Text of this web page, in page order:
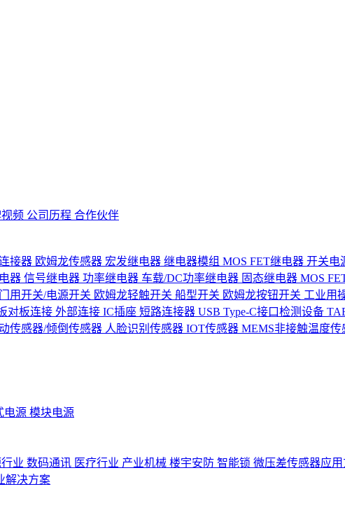
频 公司历程 合作伙伴
接器 欧姆龙传感器 宏发继电器 继电器模组 MOS FET继电器 开关电
器 信号继电器 功率继电器 车载/DC功率继电器 固态继电器 MOS
门用开关/电源开关 欧姆龙轻触开关 船型开关 欧姆龙按钮开关 工业用
对板连接 外部连接 IC插座 短路连接器 USB Type-C接口检测设备
传感器/倾倒传感器 人脸识别传感器 IOT传感器 MEMS非接触温度传
电源 模块电源
业 数码通讯 医疗行业 产业机械 楼宇安防 智能锁 微压差传感器应
解决方案